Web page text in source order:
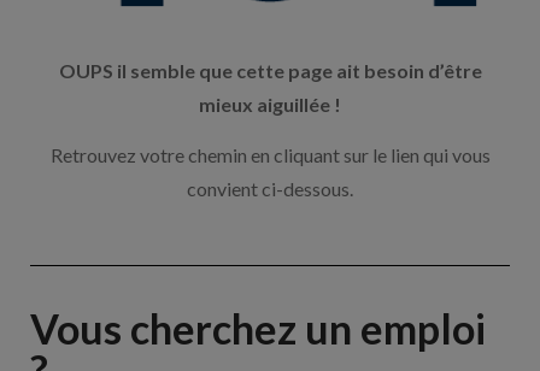
OUPS il semble que cette page ait besoin d’être
mieux aiguillée !
Retrouvez votre chemin en cliquant sur le lien qui vous
convient ci-dessous.
Vous cherchez un emploi